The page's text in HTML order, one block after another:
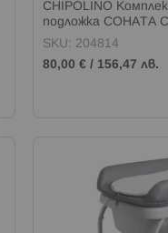
CHIPOLINO
подложка СОНАТА
SKU: 204814
80,00 € / 156,47 лв.